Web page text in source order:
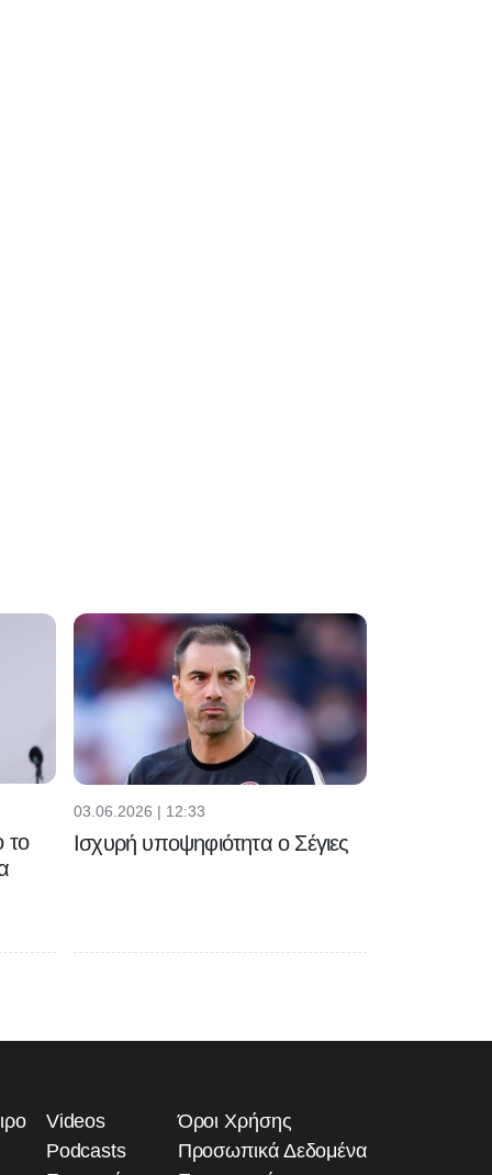
το
03.06.2026 | 12:33
Ισχυρή υποψηφιότητα ο Σέγιες
Videos
Podcasts
Όροι Χρήσης
Προσωπικά Δεδομένα